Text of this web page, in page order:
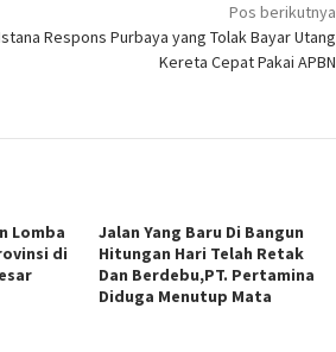
Pos berikutnya
Respons Purbaya yang Tolak Bayar Utang
Kereta Cepat Pakai APBN
Lomba
di
Jalan Yang Baru Di Bangun
Hitungan Hari Telah Retak
Dan Berdebu,PT. Pertamina
Diduga Menutup Mata